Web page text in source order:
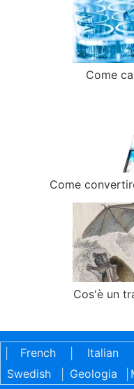
Come
Come
Cos'è un
French Italian
Swedish
Geologia